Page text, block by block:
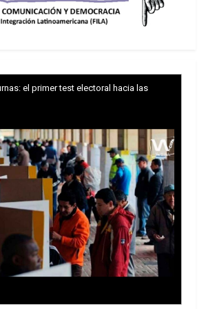
pena por la ley venezolana.
un extranjero no podrá tampoco
delitos políticos ni por
con estos delitos, ni por
no esté calificado de delito por
La extradición de un extranjero
no podrá acordarse sino por
de conformidad con los
el primer test electoral hacia las